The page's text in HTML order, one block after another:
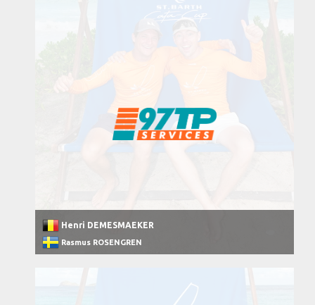
Henri DEMESMAEKER
Rasmus ROSENGREN